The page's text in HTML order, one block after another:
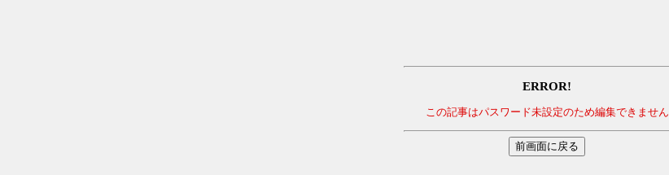
ERROR!
この記事はパスワード未設定のため編集できません